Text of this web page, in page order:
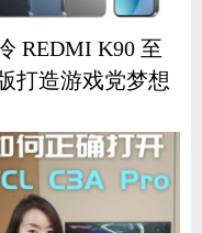
REDMI K90 至
打造游戏党梦想